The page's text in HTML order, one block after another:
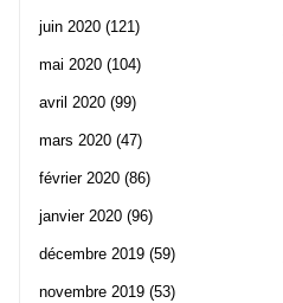
juin 2020 (121)
mai 2020 (104)
avril 2020 (99)
mars 2020 (47)
février 2020 (86)
janvier 2020 (96)
décembre 2019 (59)
novembre 2019 (53)